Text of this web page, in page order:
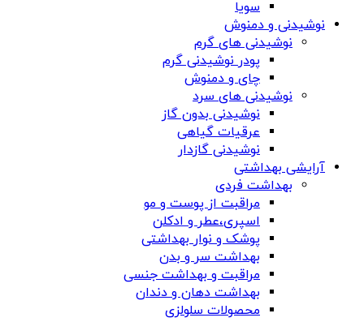
سویا
نوشیدنی و دمنوش
نوشیدنی های گرم
پودر نوشیدنی گرم
چای و دمنوش
نوشیدنی های سرد
نوشیدنی بدون گاز
عرقیات گیاهی
نوشیدنی گازدار
آرایشی بهداشتی
بهداشت فردی
مراقبت از پوست و مو
اسپری،عطر و ادکلن
پوشک و نوار بهداشتی
بهداشت سر و بدن
مراقبت و بهداشت جنسی
بهداشت دهان و دندان
محصولات سلولزی